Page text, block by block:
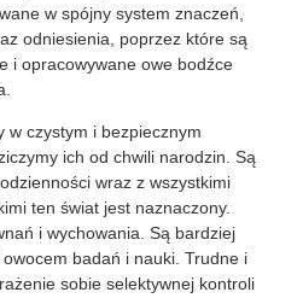
w spójny system znaczeń,
odniesienia, poprzez które są
i opracowywane owe bodźce
w czystym i bezpiecznym
ich od chwili narodzin. Są
wraz z wszystkimi
ten świat jest naznaczony.
i wychowania. Są bardziej
badań i nauki. Trudne i
sobie selektywnej kontroli